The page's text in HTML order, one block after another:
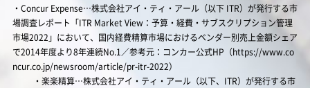
・Concur Expense…株式会社アイ・ティ・アール（以下 ITR）が発行する市
場調査レポート「ITR Market View：予算・経費・サブスクリプション管理
市場2022」において、国内経費精算市場におけるベンダー別売上金額シェア
で2014年度より8年連続No.1／参考元：コンカー公式HP（https://www.co
ncur.co.jp/newsroom/article/pr-itr-2022）
・楽楽精算…株式会社アイ・ティ・アール（以下、ITR）が発行する市